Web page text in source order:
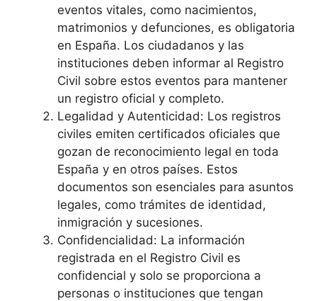
eventos vitales, como nacimientos,
matrimonios y defunciones, es obligatoria
en España. Los ciudadanos y las
instituciones deben informar al Registro
Civil sobre estos eventos para mantener
un registro oficial y completo.
Legalidad y Autenticidad: Los registros
civiles emiten certificados oficiales que
gozan de reconocimiento legal en toda
España y en otros países. Estos
documentos son esenciales para asuntos
legales, como trámites de identidad,
inmigración y sucesiones.
Confidencialidad: La información
registrada en el Registro Civil es
confidencial y solo se proporciona a
personas o instituciones que tengan